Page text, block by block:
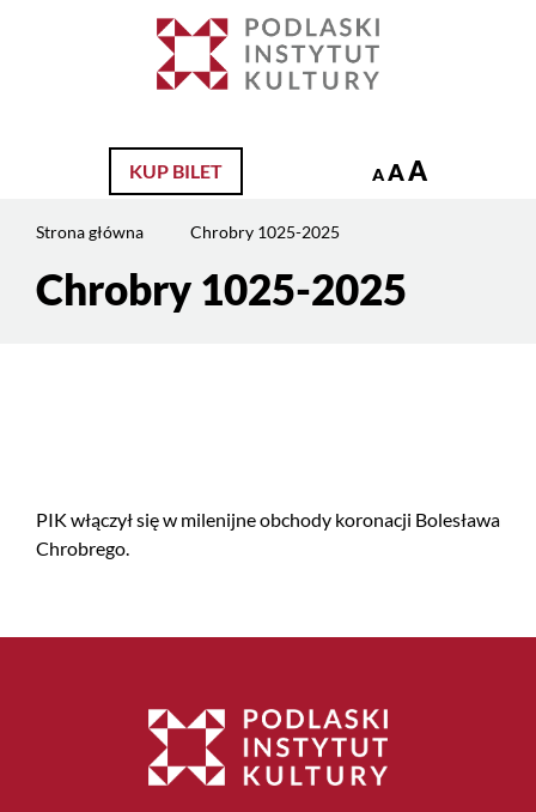
KUP BILET A AA
Strona główna Chrobry 1025-2025
Treść
stronyChrobry 1025-2025
PIK włączył się w milenijne obchody koronacji Bolesława
Chrobrego.